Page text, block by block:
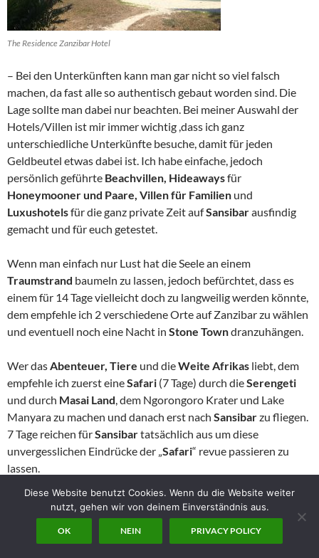
The Residence Zanzibar Hotel
– Bei den Unterkünften kann man gar nicht so viel falsch
machen, da fast alle so authentisch gebaut worden sind. Die
Lage sollte man dabei nur beachten. Bei meiner Auswahl der
Hotels/Villen ist mir immer wichtig ,dass ich ganz
unterschiedliche Unterkünfte besuche, damit für jeden
Geldbeutel etwas dabei ist. Ich habe einfache, jedoch
persönlich geführte Beachvillen, Hideawaysfür
Honeymooner und Paare, Villen für Familien und
Luxushotelsfür die ganz private Zeit aufSansibarausfindig
gemacht und für euch getestet.
Wenn man einfach nur Lust hat die Seele an einem
Traumstrand baumeln zu lassen, jedoch befürchtet, dass es
einem für 14 Tage vielleicht doch zu langweilig werden könnte,
dem empfehle ich 2 verschiedene Orte auf Zanzibar zu wählen
und eventuell noch eine Nacht in Stone Towndranzuhängen.
Wer dasAbenteuer, Tiere und dieWeite Afrikas liebt, dem
empfehle ich zuerst eineSafari (7 Tage) durch dieSerengeti
und durch Masai Land, dem Ngorongoro Krater und Lake
Manyara zu machen und danach erst nach Sansibarzu fliegen.
7 Tage reichen fürSansibartatsächlich aus um diese
unvergesslichen Eindrücke der „Safari“ revue passieren zu
lassen.
Serengeti Fly-in Safarivon Sansibaraus in dieSerengeti
buchen, z.B. 2 Nächte in der 5* Luxuslodge „Bushtop Lodge
oder in der 4*
Simba Lodge, mit sehr großer
Diese Website benutzt Cookies. Wenn du die Website weiter
nutzt, gehen wir von deinem Einverständnis aus.
OK NEIN PRIVACY POLICY